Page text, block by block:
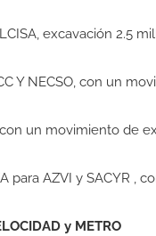
excavación 2.5
Y NECSO, con un
con un movimiento de
para AZVI y SACYR
y METRO